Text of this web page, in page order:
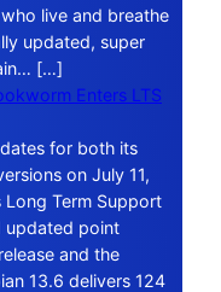
live and breathe
updated, super
[…]
Enters LTS
for both its
on July 11,
Term Support
updated point
and the
13.6 delivers 124